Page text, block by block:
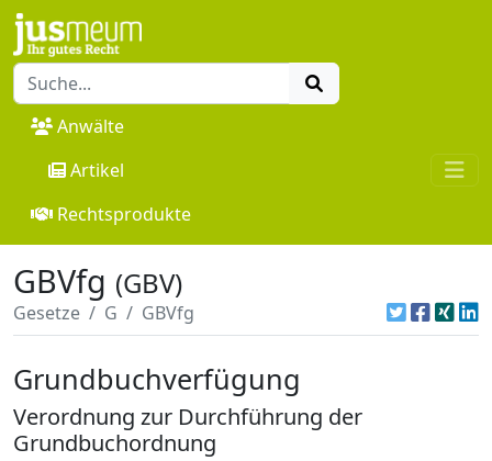
Anwälte
Artikel
Rechtsprodukte
GBVfg (GBV)
Gesetze G GBVfg
Grundbuchverfügung
Verordnung zur Durchführung der
Grundbuchordnung